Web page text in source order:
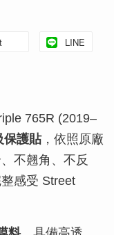
LINE
765R (2019–
保護貼，依照原廠
不翹角、不反
感受 Street